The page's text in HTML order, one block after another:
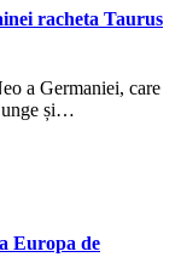
racheta Taurus
a Germaniei, care
și…
Europa de